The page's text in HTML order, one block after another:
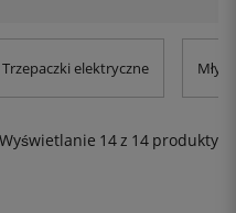
na świecie, a Thermomix
potrafi mieszać i
Ci uniknąć łez
kapustę i marchew do
o wiele lepszej niż
Trzepaczki elektryczne
Wyświetlanie 14z 14 produkty